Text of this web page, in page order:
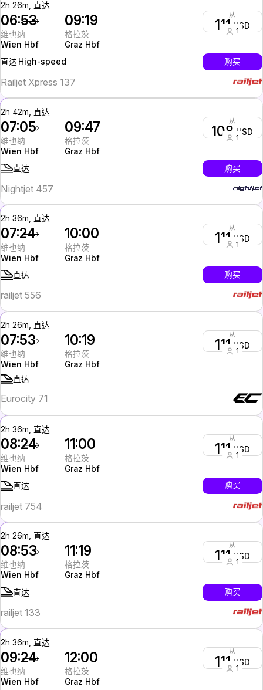
2h 26m, 直达
06:53
维也纳
Wien Hbf
09:19
格拉茨
Graz Hbf
从
111USD
1
直达 High-speed 购买
Railjet Xpress 137
2h 42m, 直达
07:05
维也纳
Wien Hbf
09:47
格拉茨
Graz Hbf
从
108 USD
1
直达 购买
Nightjet 457
2h 36m, 直达
07:24
维也纳
Wien Hbf
10:00
格拉茨
Graz Hbf
从
111USD
1
直达 购买
railjet 556
售
罄
2h 26m, 直达
07:53
维也纳
Wien Hbf
10:19
格拉茨
Graz Hbf
从
111USD
1
直达
Eurocity 71
2h 36m, 直达
08:24
维也纳
Wien Hbf
11:00
格拉茨
Graz Hbf
从
111USD
1
直达 购买
railjet 754
2h 26m, 直达
08:53
维也纳
Wien Hbf
11:19
格拉茨
Graz Hbf
从
111USD
1
直达 购买
railjet 133
2h 36m, 直达
09:24
维也纳
Wien Hbf
12:00
格拉茨
Graz Hbf
从
111USD
1